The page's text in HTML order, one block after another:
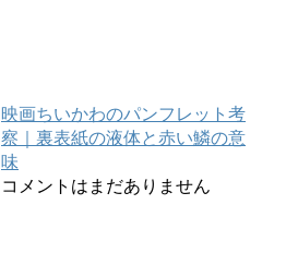
映画ちいかわのパンフレット考
察｜裏表紙の液体と赤い鱗の意
味
コメントはまだありません